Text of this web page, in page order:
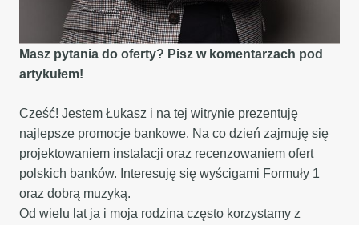
Masz pytania do oferty? Pisz w komentarzach pod
artykułem!
Cześć! Jestem Łukasz i na tej witrynie prezentuję
najlepsze promocje bankowe. Na co dzień zajmuję się
projektowaniem instalacji oraz recenzowaniem ofert
polskich banków. Interesuję się wyścigami Formuły 1
oraz dobrą muzyką.
Od wielu lat ja i moja rodzina często korzystamy z